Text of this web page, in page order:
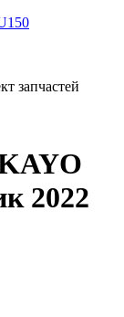
запчастей
2022